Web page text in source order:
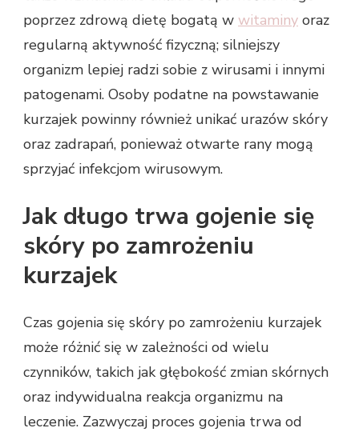
poprzez zdrową dietę bogatą w witaminy oraz
regularną aktywność fizyczną; silniejszy
organizm lepiej radzi sobie z wirusami i innymi
patogenami. Osoby podatne na powstawanie
kurzajek powinny również unikać urazów skóry
oraz zadrapań, ponieważ otwarte rany mogą
sprzyjać infekcjom wirusowym.
Jak długo trwa gojenie się
skóry po zamrożeniu
kurzajek
Czas gojenia się skóry po zamrożeniu kurzajek
może różnić się w zależności od wielu
czynników, takich jak głębokość zmian skórnych
oraz indywidualna reakcja organizmu na
leczenie. Zazwyczaj proces gojenia trwa od